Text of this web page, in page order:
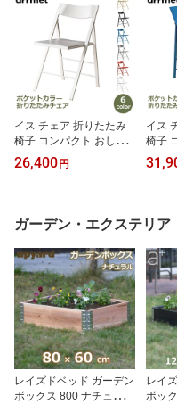
プル ディ
ョッ
イス チェア 折りたたみ
椅子 コンパクト おしゃ
れ モダン 折りたたみチ
ェア スチール シンプル
Pocket Color 送料無料 ス
リム 来客用 ホワイト ブ
ラック ベージュ ブルー
グ
26,400 円
イス
椅子
れ モ
ェア
ket
無料
スリ
ク ベ
ガーデン・エクステリア
レイズドベッド ガーデン
ボックス 800 ナチュラル
レイ
ボッ